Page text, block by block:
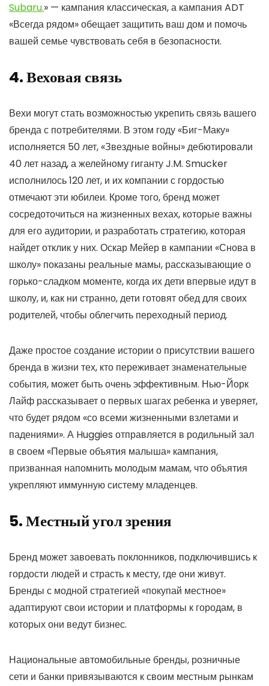
Subaru.» — кампания классическая, а кампания ADT
«Всегда рядом» обещает защитить ваш дом и помочь
вашей семье чувствовать себя в безопасности.
4. Веховая связь
Вехи могут стать возможностью укрепить связь вашего
бренда с потребителями. В этом году «Биг-Маку»
исполняется 50 лет, «Звездные войны» дебютировали
40 лет назад, а желейному гиганту J.M. Smucker
исполнилось 120 лет, и их компании с гордостью
отмечают эти юбилеи. Кроме того, бренд может
сосредоточиться на жизненных вехах, которые важны
для его аудитории, и разработать стратегию, которая
найдет отклик у них. Оскар Мейер в кампании «Снова в
школу» показаны реальные мамы, рассказывающие о
горько-сладком моменте, когда их дети впервые идут в
школу, и, как ни странно, дети готовят обед для своих
родителей, чтобы облегчить переходный период.
Даже простое создание истории о присутствии вашего
бренда в жизни тех, кто переживает знаменательные
события, может быть очень эффективным. Нью-Йорк
Лайф рассказывает о первых шагах ребенка и уверяет,
что будет рядом «со всеми жизненными взлетами и
падениями». А Huggies отправляется в родильный зал
в своем «Первые объятия малыша» кампания,
призванная напомнить молодым мамам, что объятия
укрепляют иммунную систему младенцев.
5. Местный угол зрения
Бренд может завоевать поклонников, подключившись к
гордости людей и страсть к месту, где они живут.
Бренды с модной стратегией «покупай местное»
адаптируют свои истории и платформы к городам, в
которых они ведут бизнес.
Национальные автомобильные бренды, розничные
сети и банки привязываются к своим местным рынкам